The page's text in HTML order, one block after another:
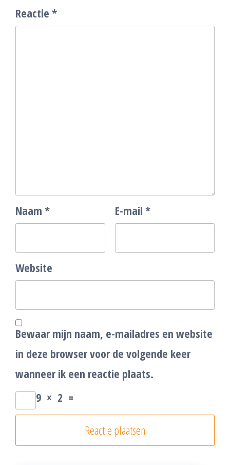
Reactie *
Naam * E-mail *
Website
Bewaar mijn naam, e-mailadres en website
in deze browser voor de volgende keer
wanneer ik een reactie plaats.
9 × 2 =